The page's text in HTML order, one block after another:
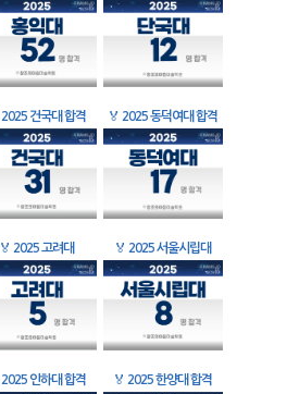
2025 건국대 합격 🏅 2025 동덕여대 합격
🏅 2025 고려대 🏅 2025 서울시립대
2025 인하대 합격 🏅 2025 한양대 합격